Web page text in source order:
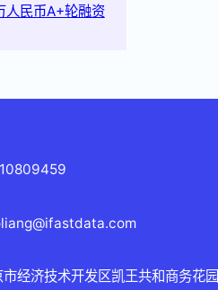
人民币A+轮融资
市经济技术开发区凯王共和商务花园